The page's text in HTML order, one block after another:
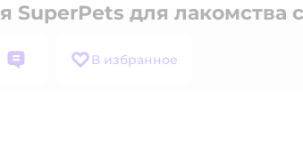
SuperPets для лакомства
В избранное